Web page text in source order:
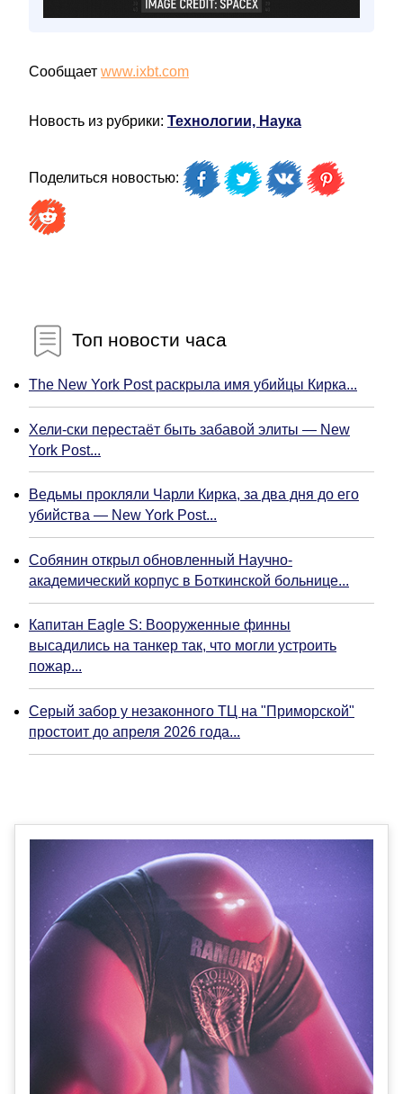
Сообщает www.ixbt.com
Новость из рубрики: Технологии, Наука
Поделиться новостью:
Топ новости часа
The New York Post раскрыла имя убийцы Кирка...
Хели-ски перестаёт быть забавой элиты — New
York Post...
Ведьмы прокляли Чарли Кирка, за два дня до его
убийства — New York Post...
Собянин открыл обновленный Научно-
академический корпус в Боткинской больнице...
Капитан Eagle S: Вооруженные финны
высадились на танкер так, что могли устроить
пожар...
Серый забор у незаконного ТЦ на "Приморской"
простоит до апреля 2026 года...